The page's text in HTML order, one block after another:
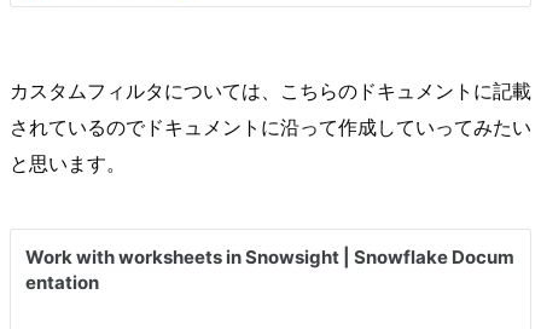
カスタムフィルタについては、こちらのドキュメントに記載
されているのでドキュメントに沿って作成していってみたい
と思います。